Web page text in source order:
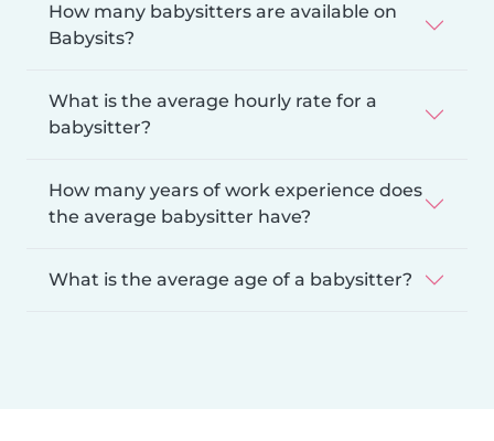
How many babysitters are available on
Babysits?
What is the average hourly rate for a
babysitter?
How many years of work experience does
the average babysitter have?
What is the average age of a babysitter?